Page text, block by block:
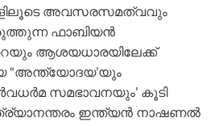
അവസരസമത്വവും
ഫാബിയൻ
ആശയധാരയിലേക്ക്
“അന്ത്യോദയ’യും
സമഭാവനയും’ കൂടി
ഇന്ത്യന്‍ നാഷണൽ